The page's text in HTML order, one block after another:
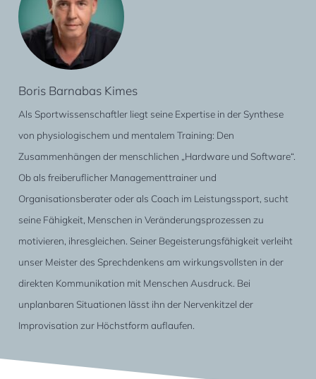
Boris Barnabas Kimes
Als Sportwissenschaftler liegt seine Expertise in der Synthese
von physiologischem und mentalem Training: Den
Zusammenhängen der menschlichen „Hardware und Software“.
Ob als freiberuflicher Managementtrainer und
Organisationsberater oder als Coach im Leistungssport, sucht
seine Fähigkeit, Menschen in Veränderungsprozessen zu
motivieren, ihresgleichen. Seiner Begeisterungsfähigkeit verleiht
unser Meister des Sprechdenkens am wirkungsvollsten in der
direkten Kommunikation mit Menschen Ausdruck. Bei
unplanbaren Situationen lässt ihn der Nervenkitzel der
Improvisation zur Höchstform auflaufen.